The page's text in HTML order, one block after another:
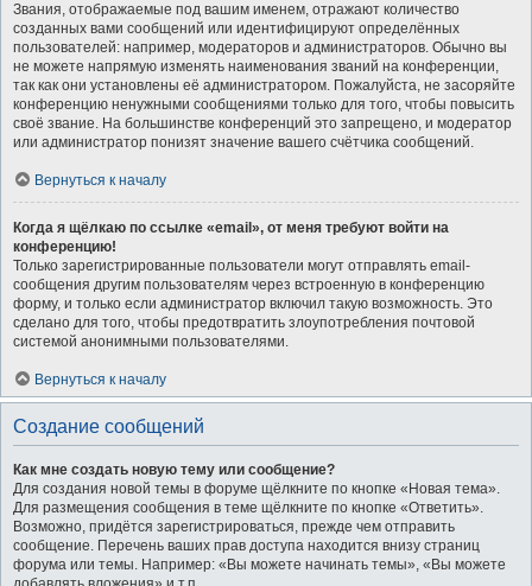
Звания, отображаемые под вашим именем, отражают количество
созданных вами сообщений или идентифицируют определённых
пользователей: например, модераторов и администраторов. Обычно вы
не можете напрямую изменять наименования званий на конференции,
так как они установлены её администратором. Пожалуйста, не засоряйте
конференцию ненужными сообщениями только для того, чтобы повысить
своё звание. На большинстве конференций это запрещено, и модератор
или администратор понизят значение вашего счётчика сообщений.
Вернуться к началу
Когда я щёлкаю по ссылке «email», от меня требуют войти на
конференцию!
Только зарегистрированные пользователи могут отправлять email-
сообщения другим пользователям через встроенную в конференцию
форму, и только если администратор включил такую возможность. Это
сделано для того, чтобы предотвратить злоупотребления почтовой
системой анонимными пользователями.
Вернуться к началу
Создание сообщений
Как мне создать новую тему или сообщение?
Для создания новой темы в форуме щёлкните по кнопке «Новая тема».
Для размещения сообщения в теме щёлкните по кнопке «Ответить».
Возможно, придётся зарегистрироваться, прежде чем отправить
сообщение. Перечень ваших прав доступа находится внизу страниц
форума или темы. Например: «Вы можете начинать темы», «Вы можете